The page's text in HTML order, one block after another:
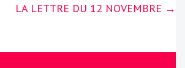
LA LETTRE DU 12 NOVEMBRE →